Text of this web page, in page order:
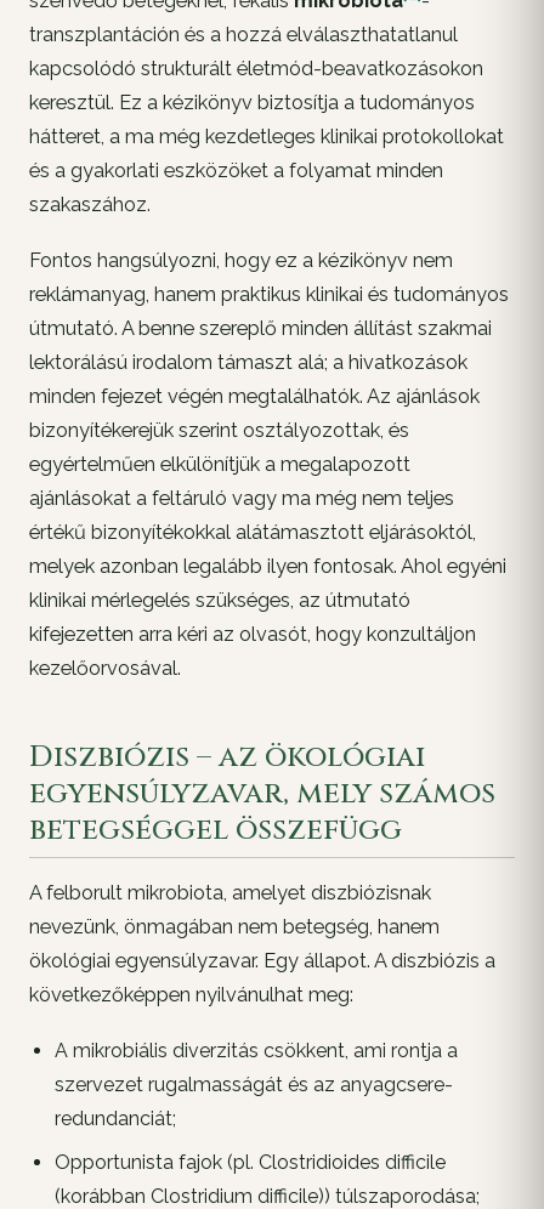
transzplantáción és a hozzá elválaszthatatlanul
kapcsolódó strukturált életmód-beavatkozásokon
keresztül. Ez a kézikönyv biztosítja a tudományos
hátteret, a ma még kezdetleges klinikai protokollokat
és a gyakorlati eszközöket a folyamat minden
szakaszához.
Fontos hangsúlyozni, hogy ez a kézikönyv nem
reklámanyag, hanem praktikus klinikai és tudományos
útmutató. A benne szereplő minden állítást szakmai
lektorálású irodalom támaszt alá; a hivatkozások
minden fejezet végén megtalálhatók. Az ajánlások
bizonyítékerejük szerint osztályozottak, és
egyértelműen elkülönítjük a megalapozott
ajánlásokat a feltáruló vagy ma még nem teljes
értékű bizonyítékokkal alátámasztott eljárásoktól,
melyek azonban legalább ilyen fontosak. Ahol egyéni
klinikai mérlegelés szükséges, az útmutató
kifejezetten arra kéri az olvasót, hogy konzultáljon
kezelőorvosával.
Diszbiózis – az ökológiai
egyensúlyzavar, mely számos
betegséggel összefügg
A felborult mikrobiota, amelyet diszbiózisnak
nevezünk, önmagában nem betegség, hanem
ökológiai egyensúlyzavar. Egy állapot. A diszbiózis a
következőképpen nyilvánulhat meg:
A mikrobiális diverzitás csökkent, ami rontja a
szervezet rugalmasságát és az anyagcsere-
redundanciát;
Opportunista fajok (pl. Clostridioides difficile
(korábban Clostridium difficile)) túlszaporodása;